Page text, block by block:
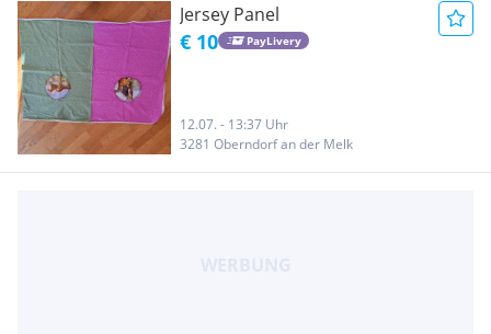
Jersey Panel
€ 10 PayLivery
12.07. - 13:37 Uhr
3281 Oberndorf an der Melk